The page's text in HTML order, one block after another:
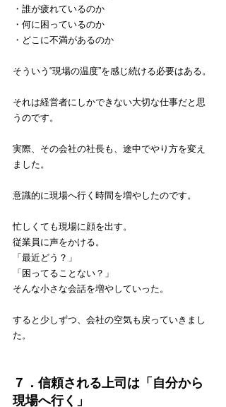
・誰が疲れているのか
・何に困っているのか
・どこに不満があるのか
そういう“現場の温度”を感じ続ける必要はある。
それは経営者にしかできない大切な仕事だと思
うのです。
実際、その会社の社長も、途中でやり方を変え
ました。
意識的に現場へ行く時間を増やしたのです。
忙しくても現場に顔を出す。
従業員に声をかける。
「最近どう？」
「困ってることない？」
そんな小さな会話を増やしていった。
すると少しずつ、会社の空気も戻っていきまし
た。
７．信頼される上司は「自分から
現場へ行く」